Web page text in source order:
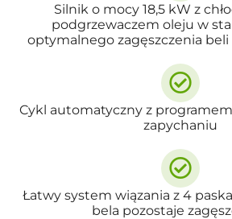
Silnik o mocy 18,5 kW z
podgrzewaczem oleju w
optymalnego zagęszczenia beli
Cykl automatyczny z
zapychaniu
Łatwy system wiązania z 4
bela pozostaje